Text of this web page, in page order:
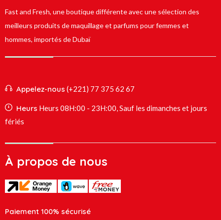
Fast and Fresh, une boutique différente avec une sélection des
meilleurs produits de maquillage et parfums pour femmes et
hommes, importés de Dubaï
Appelez-nous (+221) 77 375 62 67
Heurs Heurs 08H:00 - 23H:00, Sauf les dimanches et jours
fériés
À propos de nous
Paiement 100% sécurisé